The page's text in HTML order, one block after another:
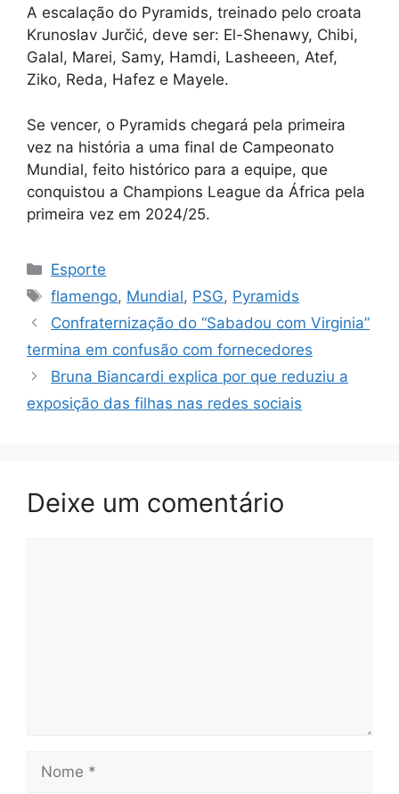
A escalação do Pyramids, treinado pelo croata
Krunoslav Jurčić, deve ser: El-Shenawy, Chibi,
Galal, Marei, Samy, Hamdi, Lasheeen, Atef,
Ziko, Reda, Hafez e Mayele.
Se vencer, o Pyramids chegará pela primeira
vez na história a uma final de Campeonato
Mundial, feito histórico para a equipe, que
conquistou a Champions League da África pela
primeira vez em 2024/25.
Categorias
Esporte
Tags
flamengo, Mundial, PSG, Pyramids
Confraternização do “Sabadou com Virginia”
termina em confusão com fornecedores
Bruna Biancardi explica por que reduziu a
exposição das filhas nas redes sociais
Deixe um comentário